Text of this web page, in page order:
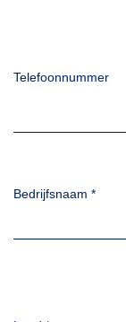
Telefoonnummer
Bedrijfsnaam *